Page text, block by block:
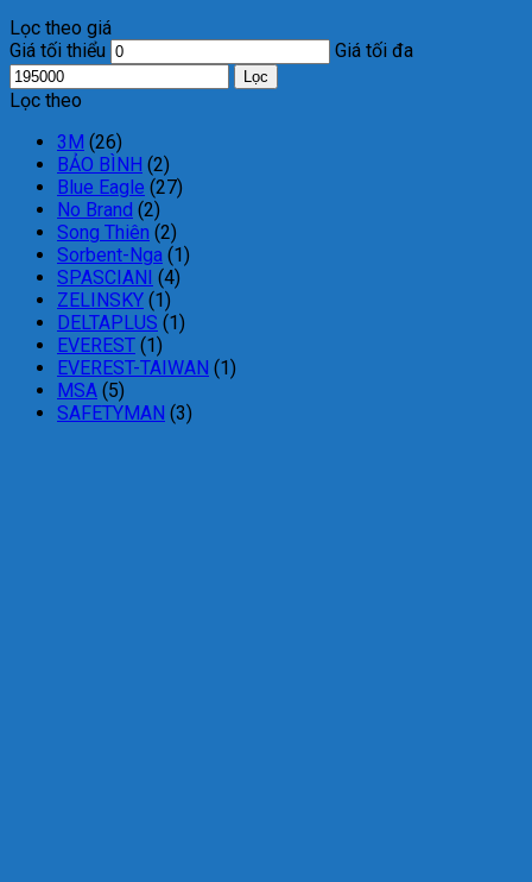
Lọc theo giá
Giá tối thiểu
Giá tối đa
Lọc
Lọc theo
3M (26)
BẢO BÌNH (2)
Blue Eagle (27)
No Brand (2)
Song Thiên (2)
Sorbent-Nga (1)
SPASCIANI (4)
ZELINSKY (1)
DELTAPLUS (1)
EVEREST (1)
EVEREST-TAIWAN (1)
MSA (5)
SAFETYMAN (3)